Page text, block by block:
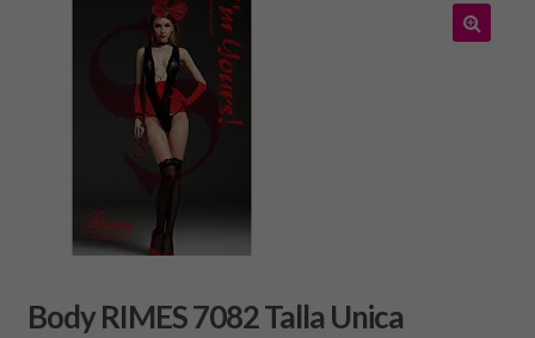
Body RIMES 7082 Talla Unica